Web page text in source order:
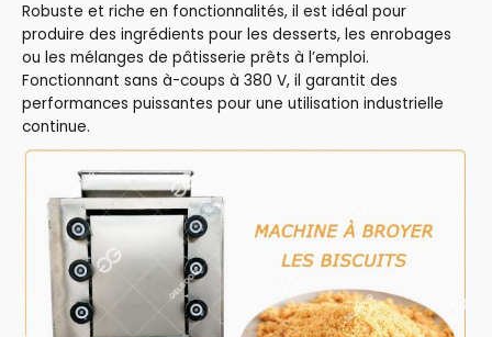
Robuste et riche en fonctionnalités, il est idéal pour
produire des ingrédients pour les desserts, les enrobages
ou les mélanges de pâtisserie prêts à l’emploi.
Fonctionnant sans à-coups à 380 V, il garantit des
performances puissantes pour une utilisation industrielle
continue.